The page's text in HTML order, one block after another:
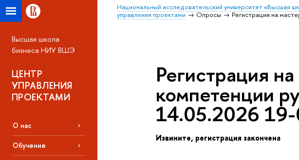
Национальный исследовательский университет «Высшая
управления проектами
Опросы Регистрация на
ысшая школа
изнеса НИУ ВШЭ
ЦЕНТР
УПРАВЛЕНИЯ
ПРОЕКТАМИ
О нас
Обучение
Регистрация
компетенции
14.05.2026
Извините, регистрация закончена